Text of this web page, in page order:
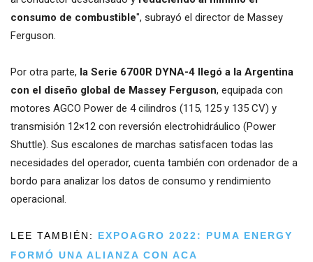
consumo de combustible", subrayó el director de Massey
Ferguson.
Por otra parte, la Serie 6700R DYNA-4 llegó a la Argentina
con el diseño global de Massey Ferguson, equipada con
motores AGCO Power de 4 cilindros (115, 125 y 135 CV) y
transmisión 12×12 con reversión electrohidráulico (Power
Shuttle). Sus escalones de marchas satisfacen todas las
necesidades del operador, cuenta también con ordenador de a
bordo para analizar los datos de consumo y rendimiento
operacional.
LEE TAMBIÉN:
EXPOAGRO 2022: PUMA ENERGY
FORMÓ UNA ALIANZA CON ACA